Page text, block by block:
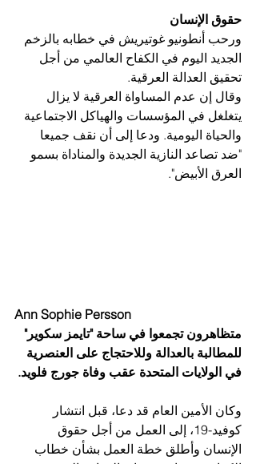
حقوق الإنسان
ورحب أنطونيو غوتيريش في خطابه بالزخم
الجديد اليوم في الكفاح العالمي من أجل
تحقيق العدالة العرقية.
وقال إن عدم المساواة العرقية لا يزال
يتغلغل في المؤسسات والهياكل الاجتماعية
والحياة اليومية. ودعا إلى أن نقف جميعا
"ضد تصاعد النازية الجديدة والمناداة بسمو
العرق الأبيض".
Ann Sophie Persson
متظاهرون تجمعوا في ساحة "تايمز سكوير"
للمطالبة بالعدالة وللاحتجاج على العنصرية
في الولايات المتحدة عقب وفاة جورج فلويد.
وكان الأمين العام قد دعا، قبل انتشار
كوفيد-19، إلى العمل من أجل حقوق
الإنسان وأطلق خطة العمل بشأن خطاب